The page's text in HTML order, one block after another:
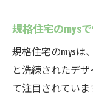
規格住宅のmys
規格住宅のmysは
と洗練されたデ
て注目されてい